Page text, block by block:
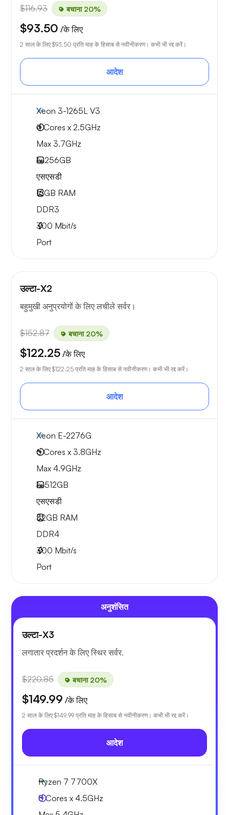
$116.93 बचाना 20%
$93.50 /के लिए
2 साल के लिए $93.50 प्रति माह के हिसाब से नवीनीकरण। कभी भी रद्द करें।
आदेश
Xeon 3-1265L V3
4 Cores x 2.5GHz
Max 3.7GHz
1x256GB
एसएसडी
16GB RAM
DDR3
300 Mbit/s
Port
उल्टा-X2
बहुमुखी अनुप्रयोगों के लिए लचीले सर्वर।
$152.87 बचाना 20%
$122.25 /के लिए
2 साल के लिए $122.25 प्रति माह के हिसाब से नवीनीकरण। कभी भी रद्द करें।
आदेश
Xeon E-2276G
6 Cores x 3.8GHz
Max 4.9GHz
1x512GB
एसएसडी
32GB RAM
DDR4
300 Mbit/s
Port
अनुशंसित
उल्टा-X3
लगातार प्रदर्शन के लिए स्थिर सर्वर.
$220.85 बचाना 20%
$149.99 /के लिए
2 साल के लिए $149.99 प्रति माह के हिसाब से नवीनीकरण। कभी भी रद्द करें।
आदेश
Ryzen 7 7700X
8 Cores x 4.5GHz